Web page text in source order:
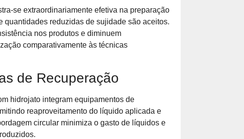
se extraordinariamente efetiva na preparação
quantidades reduzidas de sujidade são aceitos.
nos produtos e diminuem
comparativamente às técnicas
de Recuperação
hidrojato integram equipamentos de
reaproveitamento do líquido aplicada e
circular minimiza o gasto de líquidos e